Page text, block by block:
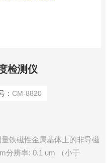
检测仪
： CM-8820
铁磁性金属基体上的非导磁
分辨率: 0.1 um （小于